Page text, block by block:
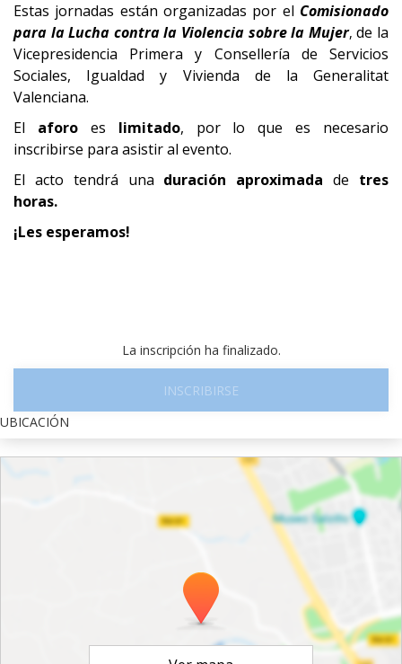
Estas jornadas están organizadas por el Comisionado
para la Lucha contra la Violencia sobre la Mujer,de la
Vicepresidencia Primera y Consellería de Servicios
Sociales, Igualdad y Vivienda de la Generalitat
Valenciana.
El aforo es limitado, por lo que es necesario
inscribirse para asistir al evento.
El acto tendrá una duración aproximadade tres
horas.
¡Les esperamos!
La inscripción ha finalizado.
INSCRIBIRSE
UBICACIÓN